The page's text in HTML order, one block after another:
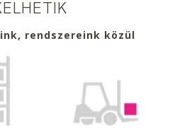
rendszereink közül